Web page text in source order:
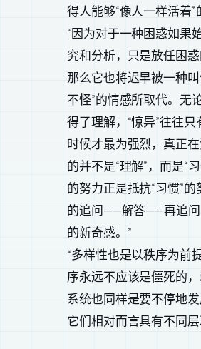
得人能够“像人一样活着”
“因为对于一种困惑如果
究和分析，只是放任困惑
那么它也将迟早被一种
不怪”的情感所取代。无
得了理解，“惊异”往往只
时候才最为强烈，真正
的并不是“理解”，而是“
的努力正是抵抗“习惯”
的追问——解答——再追问
的新奇感。”
“多样性也是以秩序为前
序永远不应该是僵死的
系统也同样是要不停地
它们相对而言具有不同